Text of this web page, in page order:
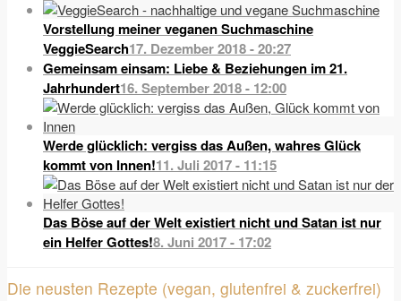
Vorstellung meiner veganen Suchmaschine
VeggieSearch17. Dezember 2018 - 20:27
Gemeinsam einsam: Liebe & Beziehungen im 21.
Jahrhundert16. September 2018 - 12:00
Werde glücklich: vergiss das Außen, wahres Glück
kommt von Innen!11. Juli 2017 - 11:15
Das Böse auf der Welt existiert nicht und Satan ist nur
ein Helfer Gottes!8. Juni 2017 - 17:02
Die neusten Rezepte (vegan, glutenfrei & zuckerfrei)